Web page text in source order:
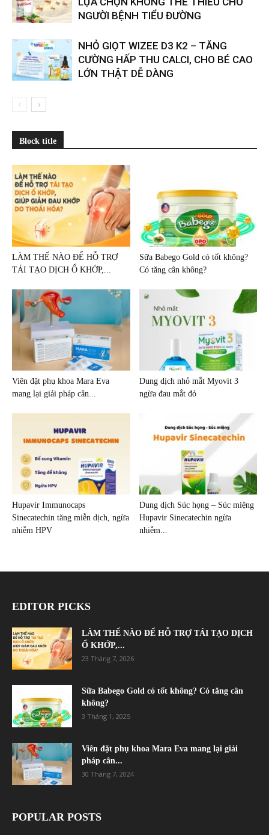
NGƯỜI BỆNH TIỂU ĐƯỜNG
NHỎ GIỌT WIZEE D3 K2 – TĂNG
CƯỜNG HẤP THU CALCI, CHO BÉ CAO
LỚN THẬT DỄ DÀNG
Block title
LÀM THẾ NÀO ĐỂ HỖ TRỢ
TÁI TẠO DỊCH Ổ KHỚP,...
Sữa Babego Gold có tốt không?
Có tăng cân không?
Viên đặt phụ khoa Mara Eva
mang lại giải pháp cân...
Dung dịch nhỏ mắt Myovit 3
ngừa đau mắt đỏ
Hupavir Immunocaps
Sinecatechin tăng miễn dịch, ngừa
nhiễm HPV
Dung dịch Súc họng – Súc miệng
Hupavir Sinecatechin ngừa
nhiễm...
EDITOR PICKS
LÀM THẾ NÀO ĐỂ HỖ TRỢ TÁI TẠO DỊCH
Ổ KHỚP,...
23 Tháng 7, 2026
Sữa Babego Gold có tốt không? Có tăng cân
không?
3 Tháng 1, 2025
Viên đặt phụ khoa Mara Eva mang lại giải
pháp cân...
30 Tháng 7, 2024
POPULAR POSTS